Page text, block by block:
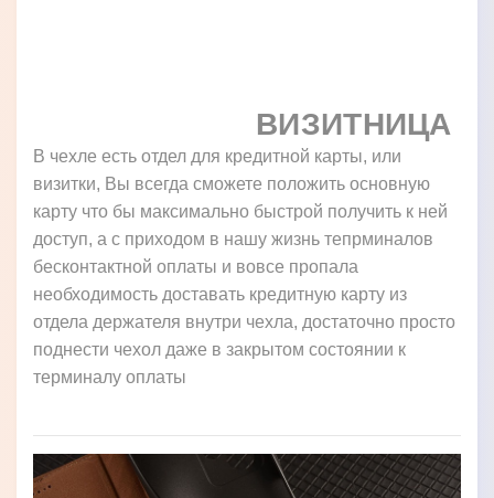
ВИЗИТНИЦА
В чехле есть отдел для кредитной карты, или
визитки, Вы всегда сможете положить основную
карту что бы максимально быстрой получить к ней
доступ, а с приходом в нашу жизнь тепрминалов
бесконтактной оплаты и вовсе пропала
необходимость доставать кредитную карту из
отдела держателя внутри чехла, достаточно просто
поднести чехол даже в закрытом состоянии к
терминалу оплаты